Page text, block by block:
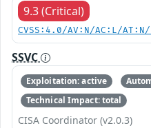
9.3 (Critical)
CVSS:4.0/AV:N/AC:L/
SSVC
Exploitation: active
Technical Impact: total
CISA Coordinator (v2.0.3)